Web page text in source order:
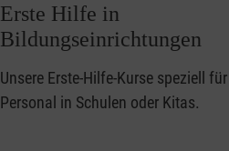
Erste Hilfe in
Bildungseinrichtungen
Unsere Erste-Hilfe-Kurse speziell für
Personal in Schulen oder Kitas.